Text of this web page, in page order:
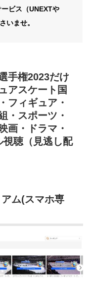
ビス（UNEXTや
いませ。
手権2023だけ
アスケート国
フィギュア・
・ スポーツ・
映画・ドラマ・
視聴（見逃し配
ム(スマホ専